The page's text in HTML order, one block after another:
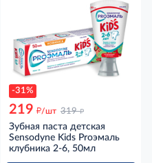
-31%
219 д/шт 319 д
Зубная паста детская
Sensodyne Kids Proэмаль
клубника 2-6, 50мл